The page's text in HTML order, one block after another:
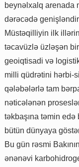
beynəlxalq arenada
dərəcədə
Müstəqilliyin ilk
təcavüzlə üzləşən
geoiqtisadi və
milli qüdrətini hərbi-
qələbələrlə tam
nəticələnən
təkbaşına təmin edə
bütün dünyaya
Bu gün rəsmi
ənənəvi